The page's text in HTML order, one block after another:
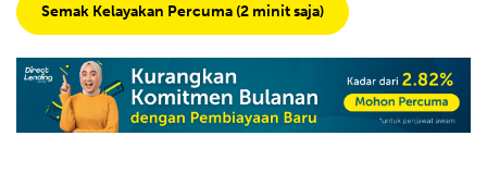
Semak Kelayakan Percuma (2 minit saja)